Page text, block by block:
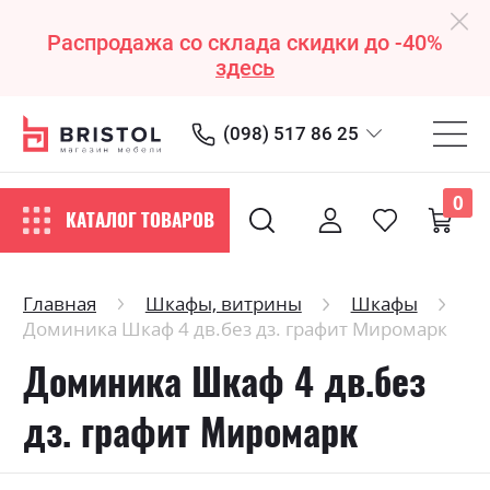
Распродажа со склада скидки до -40%
здесь
(098) 517 86 25
КАТАЛОГ ТОВАРОВ
0
Главная Шкафы, витрины
Шкафы
Доминика Шкаф 4 дв.без дз. графит Миромарк
Доминика Шкаф 4 дв.без
дз. графит Миромарк